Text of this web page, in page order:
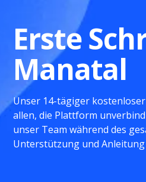
Erste
Manatal
Unser 14-tägiger
allen, die Plattform
unser Team während des
Unterstützung und